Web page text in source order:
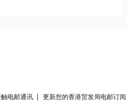
电邮通讯 更新您的香港贸发局电邮订阅